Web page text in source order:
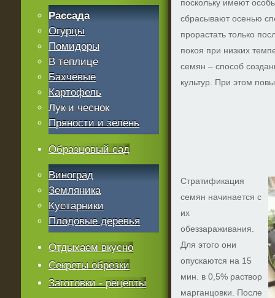
поскольку имеют
сбрасывают осенью
прорастать только
покоя при низких
семян – способ
культур. При этом
Стратификация
семян начинается с
их
обеззараживания.
Для этого они
опускаются на 15
мин. в 0,5% раствор
марганцовки. После
Рассада
Огурцы
Помидоры
В теплице
Бахчевые
Картофель
Лук и чеснок
Пряности и зелень
Образцовый сад
Виноград
Земляника
Кустарники
Плодовые деревья
Отдыхаем вкусно
Секреты обрезки
Заготовки - рецепты